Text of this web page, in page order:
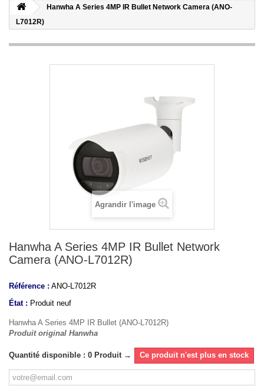
Hanwha A Series 4MP IR Bullet Network Camera (ANO-
L7012R)
Agrandir l'image
Hanwha A Series 4MP IR Bullet Network
Camera (ANO-L7012R)
Référence : ANO-L7012R
État : Produit neuf
Hanwha A Series 4MP IR Bullet (ANO-L7012R)
Produit original Hanwha
Quantité disponible : 0 Produit → Ce produit n'est plus en stock